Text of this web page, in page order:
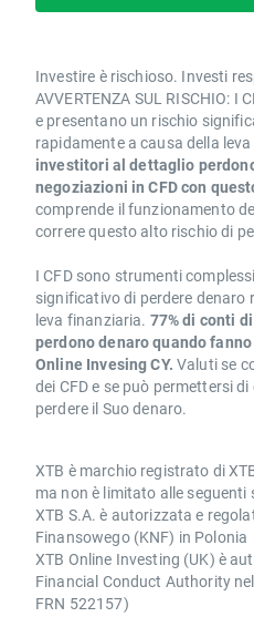
Investire è rischioso. Investi
AVVERTENZA SUL RISCHIO:
e presentano un rischio
rapidamente a causa della
investitori al dettaglio
negoziazioni in CFD con
comprende il funzionamento
correre questo alto rischio di
I CFD sono strumenti
significativo di perdere denaro
leva finanziaria. 77% di conti
perdono denaro quando
Online Invesing CY. Valuti se
dei CFD e se può permettersi
perdere il Suo denaro.
XTB è marchio registrato di
ma non è limitato alle seguenti
XTB S.A. è autorizzata e
Finansowego (KNF) in Polonia
XTB Online Investing (UK) è
Financial Conduct Authority
FRN 522157)